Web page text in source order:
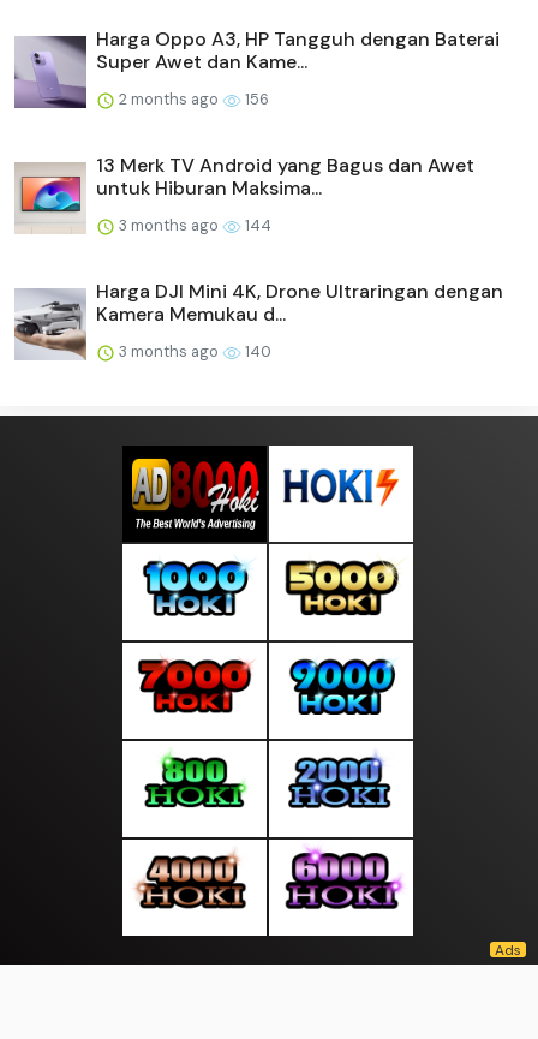
Harga Oppo A3, HP Tangguh dengan Baterai
Super Awet dan Kame...
2 months ago 156
13 Merk TV Android yang Bagus dan Awet
untuk Hiburan Maksima...
3 months ago 144
Harga DJI Mini 4K, Drone Ultraringan dengan
Kamera Memukau d...
3 months ago 140